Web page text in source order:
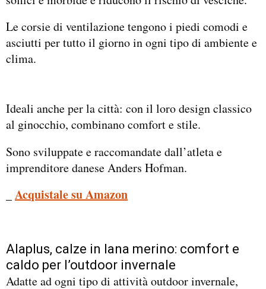
Le corsie di ventilazione tengono i piedi comodi e
asciutti per tutto il giorno in ogni tipo di ambiente e
clima.
Ideali anche per la città: con il loro design classico
al ginocchio, combinano comfort e stile.
Sono sviluppate e raccomandate dall’atleta e
imprenditore danese Anders Hofman.
Acquistale su Amazon
Alaplus, calze in lana merino: comfort e
caldo per l’outdoor invernale
Adatte ad ogni tipo di attività outdoor invernale,